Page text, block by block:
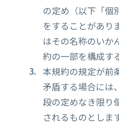
の定め（以下「個
をすることがあり
はその名称のいか
約の一部を構成す
本規約の規定が前
矛盾する場合には
段の定めなき限り
されるものとしま